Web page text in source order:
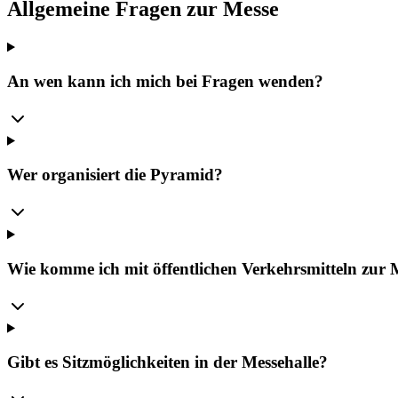
Allgemeine Fragen zur Messe
An wen kann ich mich bei Fragen wenden?
Wer organisiert die Pyramid?
Wie komme ich mit öffentlichen Verkehrsmitteln zur
Gibt es Sitzmöglichkeiten in der Messehalle?